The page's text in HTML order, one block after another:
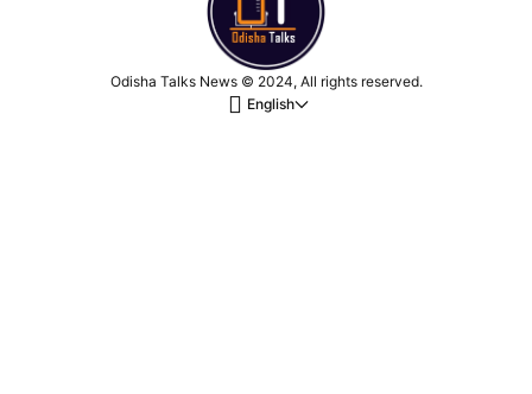
Odisha Talks News © 2024, All rights reserved.
English